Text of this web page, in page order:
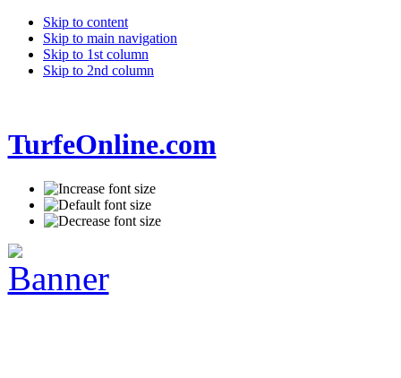
Skip to content
Skip to main navigation
Skip to 1st column
Skip to 2nd column
TurfeOnline.com